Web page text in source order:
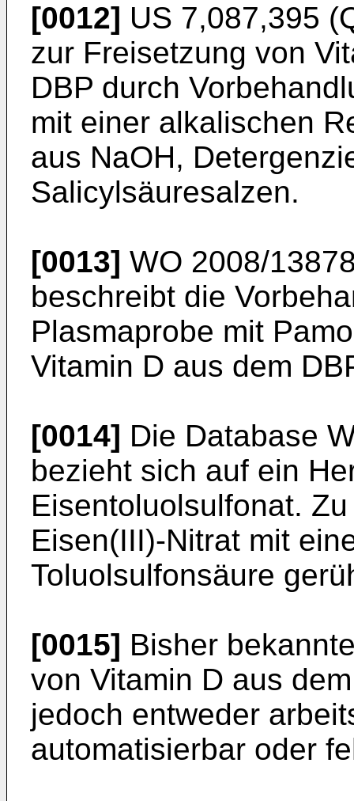
[0012] US 7,087,395
zur Freisetzung von
DBP durch
mit einer alkalischen
aus NaOH,
Salicylsäuresalzen.
[0013] WO 2008/
beschreibt die
Plasmaprobe mit
Vitamin D aus dem
[0014] Die Database
bezieht sich auf ein
Eisentoluolsulfonat.
Eisen(III)-Nitrat mit
Toluolsulfonsäure
[0015] Bisher
von Vitamin D aus
jedoch entweder
automatisierbar oder